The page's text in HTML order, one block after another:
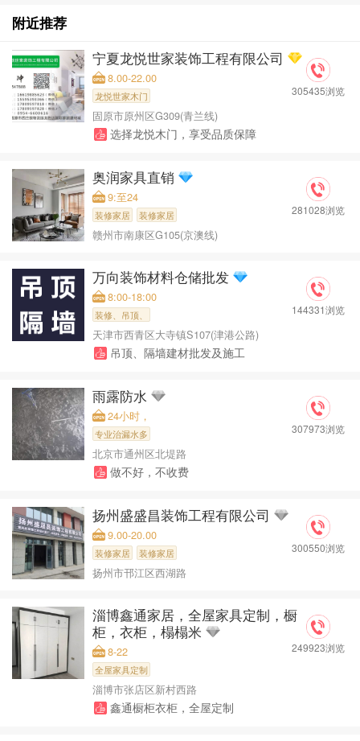
附近推荐
宁夏龙悦世家装饰工程有限公司
8.00-22.00
龙悦世家木门
固原市原州区G309(青兰线)
选择龙悦木门，享受品质保障
305435浏览
奥润家具直销
9:至24
装修家居 装修家居
赣州市南康区G105(京澳线)
281028浏览
万向装饰材料仓储批发
8:00-18:00
装修、吊顶、
天津市西青区大寺镇S107(津港公路)
吊顶、隔墙建材批发及施工
144331浏览
雨露防水
24小时，
专业治漏水多
北京市通州区北堤路
做不好，不收费
307973浏览
扬州盛盛昌装饰工程有限公司
9.00-20.00
装修家居 装修家居
扬州市邗江区西湖路
300550浏览
淄博鑫通家居，全屋家具定制，橱
柜，衣柜，榻榻米
8-22
全屋家具定制
淄博市张店区新村西路
鑫通橱柜衣柜，全屋定制
249923浏览